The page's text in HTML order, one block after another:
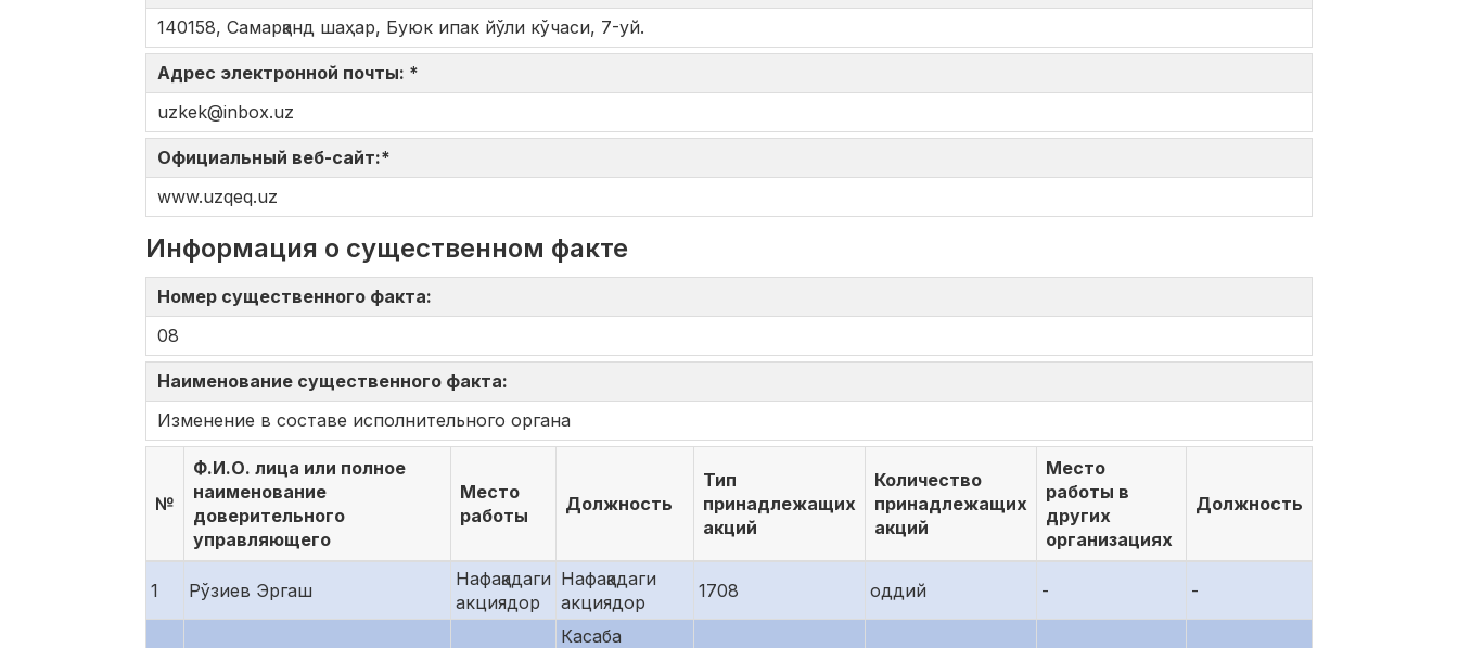
140158, Самарқанд шаҳар, Буюк ипак йўли кўчаси, 7-уй.
Адрес электронной почты: *
uzkek@inbox.uz
Официальный веб-сайт:*
www.uzqeq.uz
Информация о существенном факте
Номер существенного факта:
08
Наименование существенного факта:
Изменение в составе исполнительного органа
№
Ф.И.О. лица или полное
наименование
доверительного
управляющего
Место
работы
Должность
Тип
принадлежащих
акций
Количество
принадлежащих
акций
Место
работы в
других
организациях
Должность
1 Рўзиев Эргаш
Нафақадаги
акциядор
Нафақадаги
акциядор
1708 оддий - -
Касаба